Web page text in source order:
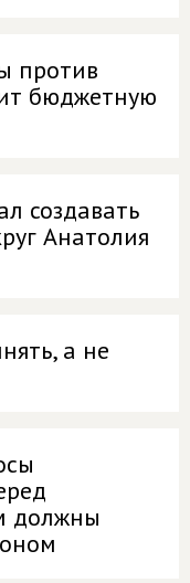
против
бюджетную
создавать
Анатолия
а не
должны